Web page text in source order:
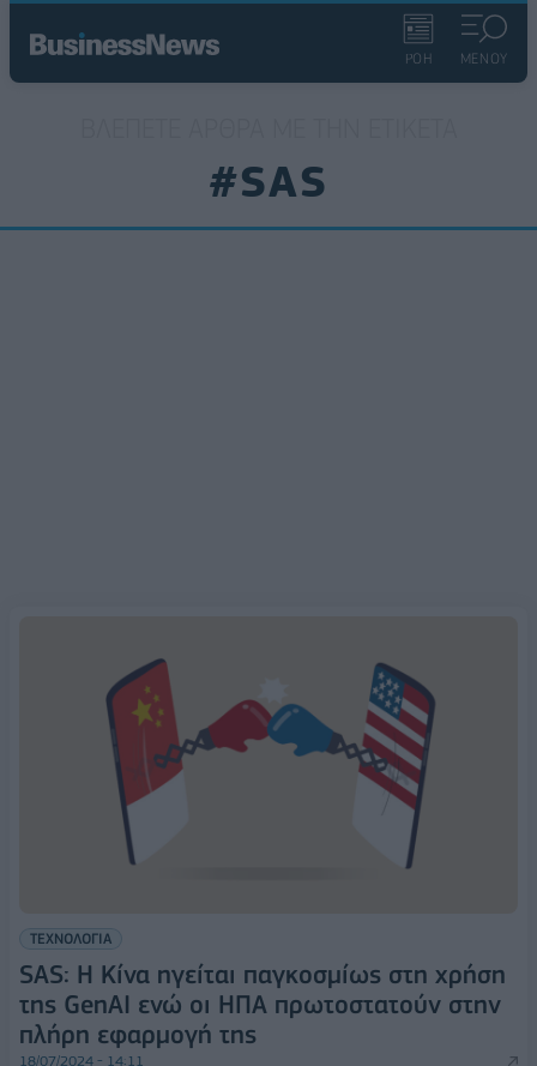
ΡΟΗ ΜΕΝΟΥ
#SAS
ΤΕΧΝΟΛΟΓΙΑ
SAS: Η Κίνα ηγείται παγκοσμίως στη χρήση
της GenAI ενώ οι ΗΠΑ πρωτοστατούν στην
πλήρη εφαρμογή της
18/07/2024 - 14:11